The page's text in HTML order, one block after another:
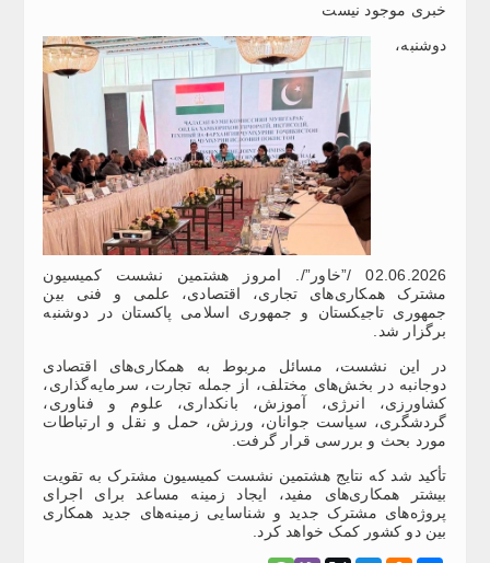
خبری موجود نیست
دوشنبه،
02.06.2026 /”خاور”/. امروز هشتمین نشست کمیسیون
مشترک همکاری‌های تجاری، اقتصادی، علمی و فنی بین
جمهوری تاجیکستان و جمهوری اسلامی پاکستان در دوشنبه
برگزار شد.
در این نشست، مسائل مربوط به همکاری‌های اقتصادی
دوجانبه در بخش‌های مختلف، از جمله تجارت، سرمایه‌گذاری،
کشاورزی، انرژی، آموزش، بانکداری، علوم و فناوری،
گردشگری، سیاست جوانان، ورزش، حمل و نقل و ارتباطات
مورد بحث و بررسی قرار گرفت.
تأکید شد که نتایج هشتمین نشست کمیسیون مشترک به تقویت
بیشتر همکاری‌های مفید، ایجاد زمینه مساعد برای اجرای
پروژه‌های مشترک جدید و شناسایی زمینه‌های جدید همکاری
بین دو کشور کمک خواهد کرد.